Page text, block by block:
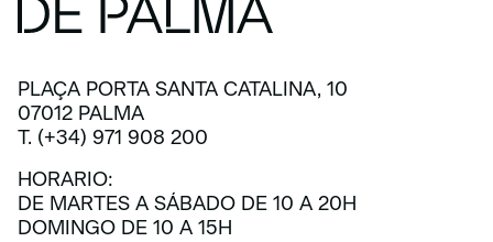
PLAÇA PORTA SANTA CATALINA, 10
07012 PALMA
T. (+34) 971 908 200
HORARIO:
DE MARTES A SÁBADO DE 10 A 20H
DOMINGO DE 10 A 15H